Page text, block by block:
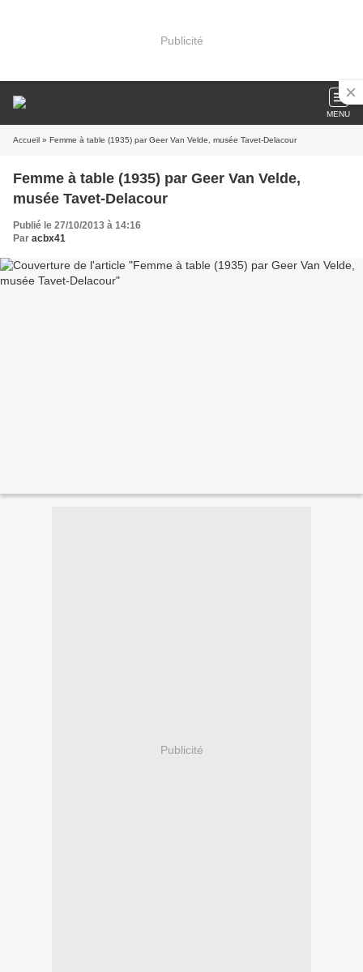
Publicité
MENU
Accueil » Femme à table (1935) par Geer Van Velde, musée Tavet-Delacour
Femme à table (1935) par Geer Van Velde,
musée Tavet-Delacour
Publié le 27/10/2013 à 14:16
Par acbx41
Publicité